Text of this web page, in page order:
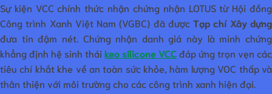
Sự kiện VCC chính thức nhận chứng nhận LOTUS từ Hội đồng
Công trình Xanh Việt Nam (VGBC) đã đượcTạp chí Xây dựng
đưa tin đậm nét. Chứng nhận danh giá này là minh chứng
khẳng định hệ sinh thái keo silicone VCCđáp ứng trọn vẹn các
tiêu chí khắt khe về an toàn sức khỏe, hàm lượng VOC thấp và
thân thiện với môi trường cho các công trình xanh hiện đại.